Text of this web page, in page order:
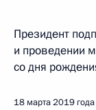
Президент
и проведении
со дня
18 марта 2019 года